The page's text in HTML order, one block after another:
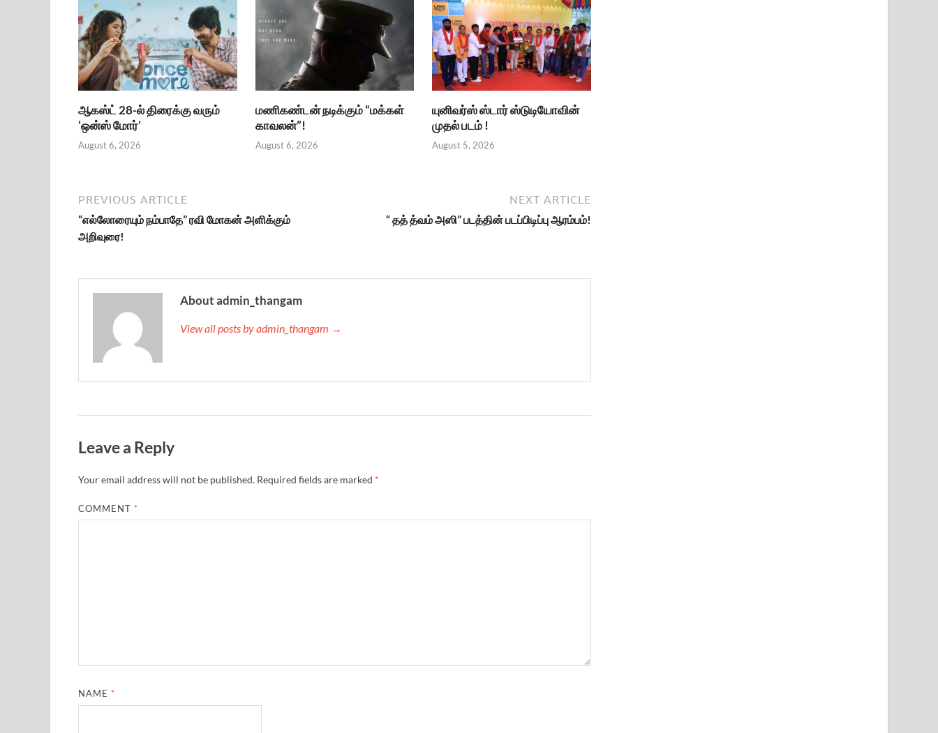
ஆகஸ்ட் 28-ல் திரைக்கு வரும்
‘ஒன்ஸ் மோர்’
August 6, 2026
மணிகண்டன் நடிக்கும் “மக்கள்
காவலன்”!
August 6, 2026
யுனிவர்ஸ் ஸ்டார் ஸ்டுடியோவின்
முதல் படம் !
August 5, 2026
PREVIOUS ARTICLE
“எல்லோரையும் நம்பாதே” ரவி மோகன் அளிக்கும்
அறிவுரை!
NEXT ARTICLE
“ தத் த்வம் அஸி” படத்தின் படப்பிடிப்பு ஆரம்பம்!
About admin_thangam
View all posts by admin_thangam →
Leave a Reply
Your email address will not be published. Required fields are marked *
COMMENT *
NAME *